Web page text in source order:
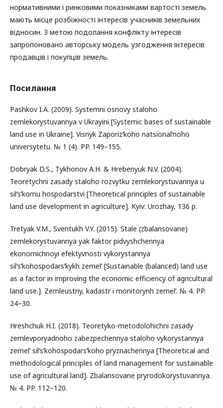
нормативними і ринковими показниками вартості земель
мають місце розбіжності інтересів учасників земельних
відносин. З метою подолання конфлікту інтересів
запропоновано авторську модель узгодження інтересів
продавців і покупців земель.
Посилання
Pashkov I.A. (2009). Systemni osnovy staloho
zemlekorystuvannya v Ukrayini [Systemic bases of sustainable
land use in Ukraine]. Visnyk Zaporizʹkoho natsionalʹnoho
universytetu. № 1 (4). PP. 149–155.
Dobryak D.S., Tykhonov A.H. & Hrebenyuk N.V. (2004).
Teoretychni zasady staloho rozvytku zemlekorystuvannya u
silʹsʹkomu hospodarstvi [Theoretical principles of sustainable
land use development in agriculture]. Kyiv: Urozhay, 136 p.
Tretyak V.M., Sventukh V.Y. (2015). Stale (zbalansovane)
zemlekorystuvannya yak faktor pidvyshchennya
ekonomichnoyi efektyvnosti vykorystannya
silʹsʹkohospodarsʹkykh zemelʹ [Sustainable (balanced) land use
as a factor in improving the economic efficiency of agricultural
land use.]. Zemleustriy, kadastr i monitorynh zemelʹ. № 4. PP.
24–30.
Hreshchuk H.I. (2018). Teoretyko-metodolohichni zasady
zemlevporyadnoho zabezpechennya staloho vykorystannya
zemelʹ silʹsʹkohospodarsʹkoho pryznachennya [Theoretical and
methodological principles of land management for sustainable
use of agricultural land]. Zbalansovane pryrodokorystuvannya.
№ 4. PP. 112–120.